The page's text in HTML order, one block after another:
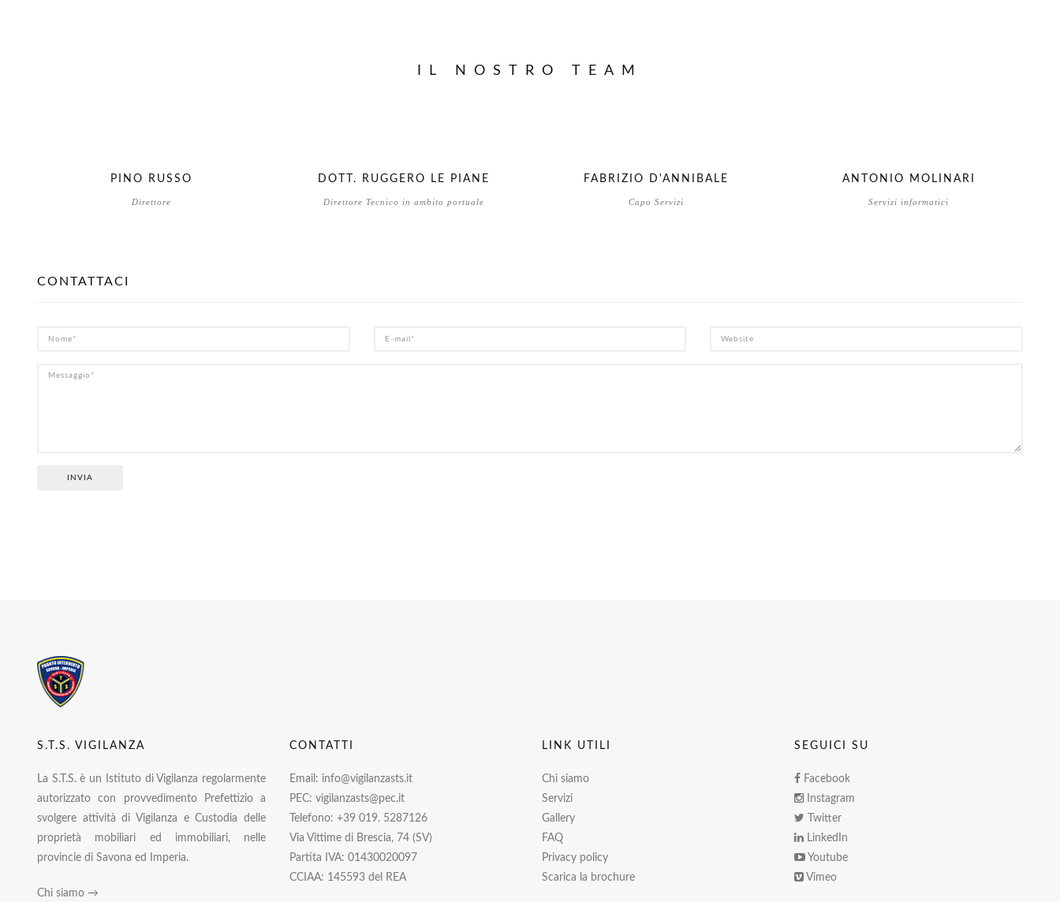
IL NOSTRO TEAM
PINO RUSSO
Direttore
DOTT. RUGGERO LE PIANE
Direttore Tecnico in ambito portuale
FABRIZIO D'ANNIBALE
Capo Servizi
ANTONIO MOLINARI
Servizi informatici
CONTATTACI
INVIA
S.T.S. VIGILANZA
La S.T.S. è un Istituto di Vigilanza regolarmente
autorizzato con provvedimento Prefettizio a
svolgere attività di Vigilanza e Custodia delle
proprietà mobiliari ed immobiliari, nelle
provincie di Savona ed Imperia.
Chi siamo →
CONTATTI
Email: info@vigilanzasts.it
PEC: vigilanzasts@pec.it
Telefono: +39 019. 5287126
Via Vittime di Brescia, 74 (SV)
Partita IVA: 01430020097
CCIAA: 145593 del REA
LINK UTILI
Chi siamo
Servizi
Gallery
FAQ
Privacy policy
Scarica la brochure
SEGUICI SU
Facebook
Instagram
Twitter
LinkedIn
Youtube
Vimeo